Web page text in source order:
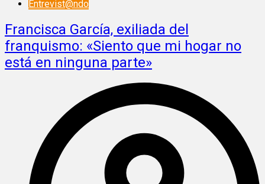
Entrevist@ndo
Francisca García, exiliada del
franquismo: «Siento que mi hogar no
está en ninguna parte»